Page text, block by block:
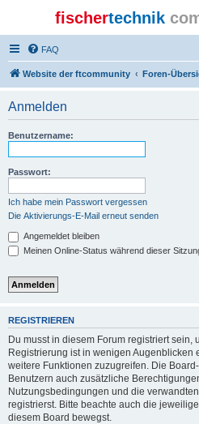
fischertechnik
FAQ
Website der ftcommunity Foren-
Anmelden
Benutzername:
Passwort:
Ich habe mein Passwort vergessen
Die Aktivierungs-E-Mail erneut senden
Angemeldet bleiben
Meinen Online-Status während dieser
REGISTRIEREN
Du musst in diesem Forum registriert sein,
Registrierung ist in wenigen Augenblicken
weitere Funktionen zuzugreifen. Die
Benutzern auch zusätzliche
Nutzungsbedingungen und die
registrierst. Bitte beachte auch die
diesem Board bewegst.